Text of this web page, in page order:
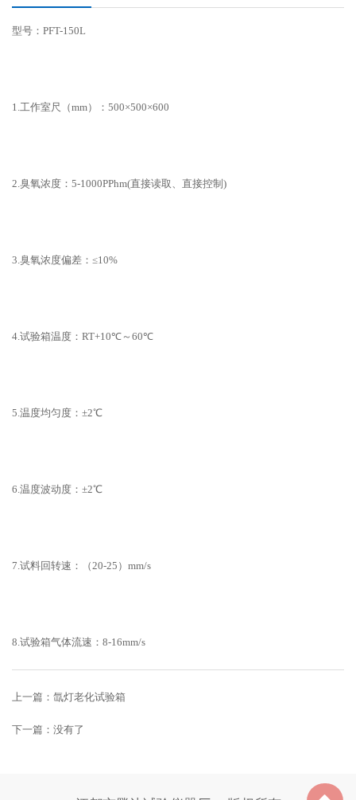
型号：PFT-150L
1.工作室尺（mm）：500×500×600
2.臭氧浓度：5-1000PPhm(直接读取、直接控制)
3.臭氧浓度偏差：≤10%
4.试验箱温度：RT+10℃～60℃
5.温度均匀度：±2℃
6.温度波动度：±2℃
7.试料回转速：（20-25）mm/s
8.试验箱气体流速：8-16mm/s
上一篇： 氙灯老化试验箱
下一篇：没有了